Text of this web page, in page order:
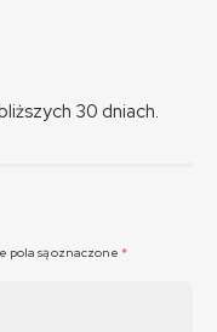
30 dniach.
pola są oznaczone *